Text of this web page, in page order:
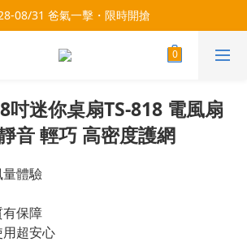
消費點數3倍送！把握機會，趕緊下單！
08/31 爸氣一擊・限時開搶
消費點數3倍送！把握機會，趕緊下單！
8吋迷你桌扇TS-818 電風扇
音 輕巧 高密度護網
體驗
有保障
用超安心